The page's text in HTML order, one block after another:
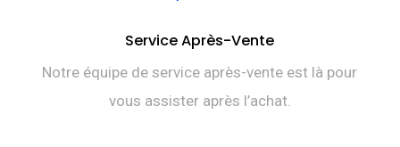
Service Après-Vente
Notre équipe de service après-vente est là pour
vous assister après l’achat.